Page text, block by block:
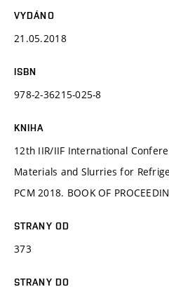
VYDÁNO
21.05.2018
ISBN
978-2-36215-025-8
KNIHA
12th IIR/IIF International
Materials and Slurries for
PCM 2018. BOOK OF
STRANY OD
373
STRANY DO